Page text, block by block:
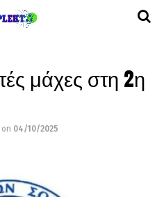
μάχες στη 2η
on 04/10/2025